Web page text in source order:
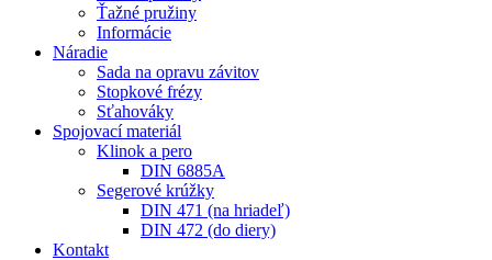
Ťažné pružiny
Informácie
Náradie
Sada na opravu závitov
Stopkové frézy
Sťahováky
Spojovací materiál
Klinok a pero
DIN 6885A
Segerové krúžky
DIN 471 (na hriadeľ)
DIN 472 (do diery)
Kontakt